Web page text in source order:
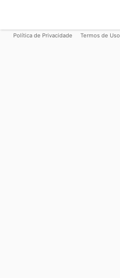
Política de Privacidade Termos de Uso